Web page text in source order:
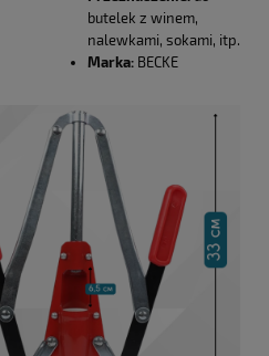
butelek z winem,
nalewkami, sokami, itp.
Marka: BECKE